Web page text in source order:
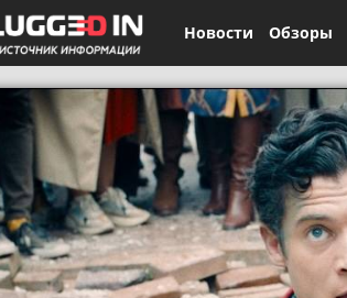
Новости Обзоры